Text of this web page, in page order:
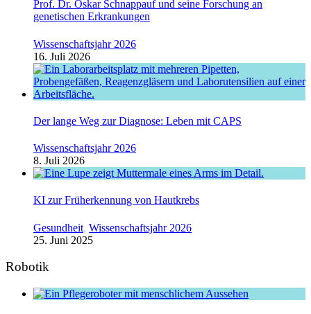
Prof. Dr. Oskar Schnappauf und seine Forschung an
genetischen Erkrankungen
Wissenschaftsjahr 2026
16. Juli 2026
Der lange Weg zur Diagnose: Leben mit CAPS
Wissenschaftsjahr 2026
8. Juli 2026
KI zur Früherkennung von Hautkrebs
Gesundheit, Wissenschaftsjahr 2026
25. Juni 2025
Robotik